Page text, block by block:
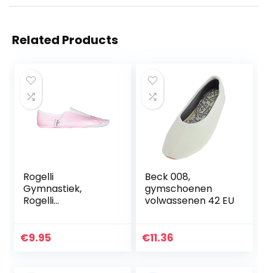
Related Products
Rogelli
Gymnastiek,
Rogelli
€9.95
Beck 008,
gymschoenen
volwassenen 42 EU
€11.36